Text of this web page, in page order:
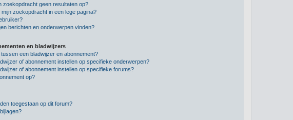
zoekopdracht geen resultaten op?
zoekopdracht in een lege pagina?
berichten en onderwerpen vinden?
en bladwijzers
een bladwijzer en abonnement?
of abonnement instellen op specifieke onderwerpen?
of abonnement instellen op specifieke forums?
op?
toegestaan op dit forum?